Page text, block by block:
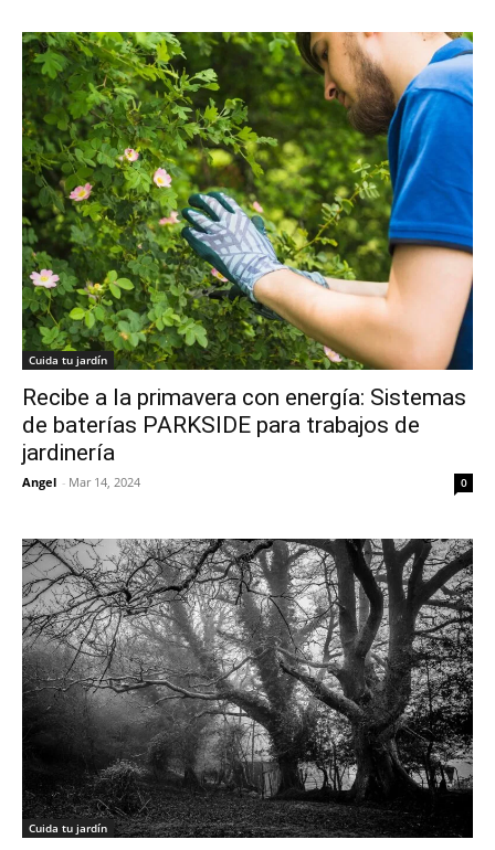
Cuida tu jardín
Recibe a la primavera con energía: Sistemas
de baterías PARKSIDE para trabajos de
jardinería
Angel - Mar 14, 2024 0
Cuida tu jardín